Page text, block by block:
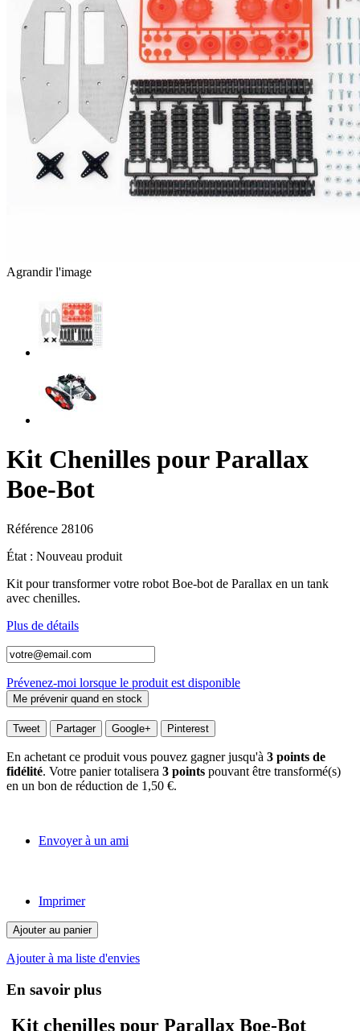
Agrandir l'image
Kit Chenilles pour Parallax
Boe-Bot
Référence 28106
État : Nouveau produit
Kit pour transformer votre robot Boe-bot de Parallax en un tank
avec chenilles.
Plus de détails
Prévenez-moi lorsque le produit est disponible
Tweet Partager Google+ Pinterest
En achetant ce produit vous pouvez gagner jusqu'à 3 points de
fidélité. Votre panier totalisera 3 points pouvant être transformé(s)
en un bon de réduction de 1,50 €.
Envoyer à un ami
Imprimer
Ajouter au panier
Ajouter à ma liste d'envies
En savoir plus
Kit chenilles pour Parallax Boe-Bot